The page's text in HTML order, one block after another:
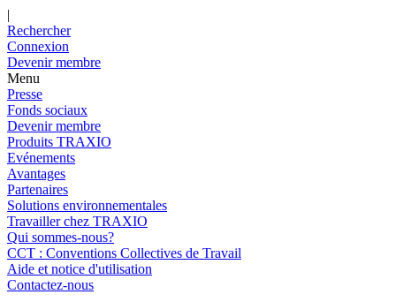
|
Rechercher
Connexion
Devenir membre
Menu
Presse
Fonds sociaux
Devenir membre
Produits TRAXIO
Evénements
Avantages
Partenaires
Solutions environnementales
Travailler chez TRAXIO
Qui sommes-nous?
CCT : Conventions Collectives de Travail
Aide et notice d'utilisation
Contactez-nous